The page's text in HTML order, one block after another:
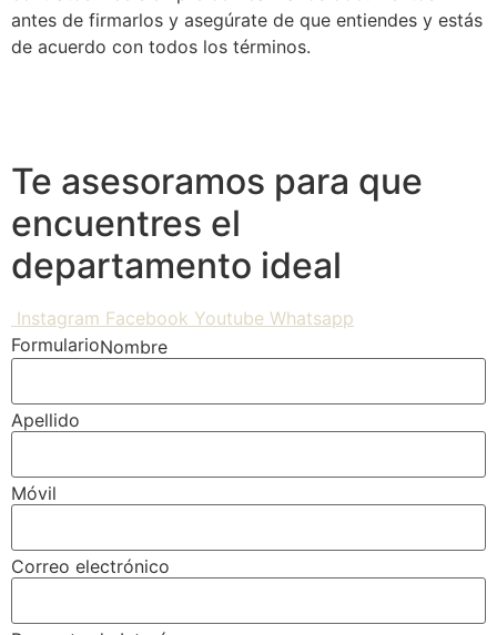
antes de firmarlos y asegúrate de que entiendes y estás
de acuerdo con todos los términos.
Te asesoramos para que
encuentres el
departamento ideal
Instagram Facebook Youtube Whatsapp
FormularioNombre
Apellido
Móvil
Correo electrónico